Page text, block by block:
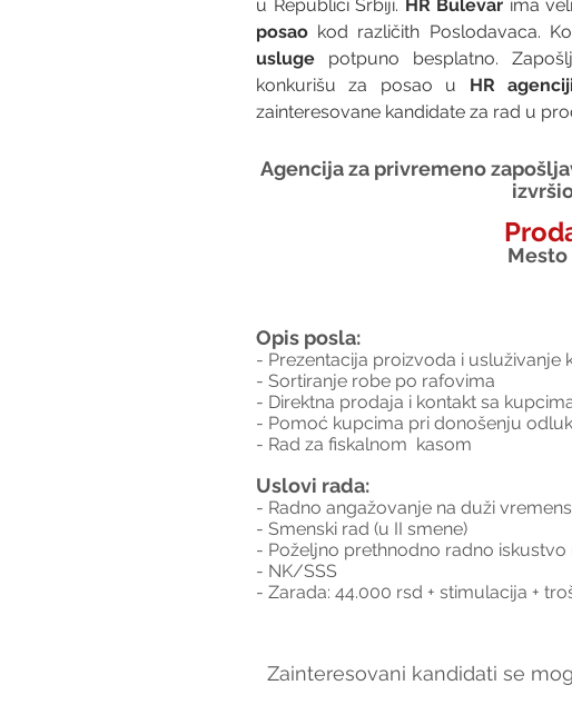
u Republici Srbiji. HR Bulevar ima
posao kod različith Poslodavaca.
usluge potpuno besplatno.
konkurišu za posao u HR agenciji
zainteresovane kandidate za rad u
Agencija za privremeno
Mesto
Opis posla:
- Prezentacija proizvoda i usluživanje
- Sortiranje robe po rafovima
- Direktna prodaja i kontakt sa
- Pomoć kupcima pri donošenju
- Rad za fiskalnom  kasom
Uslovi rada:
- Radno angažovanje na duži
- Smenski rad (u II smene)
- Poželjno prethnodno radno
- NK/SSS
- Zarada: 44.000 rsd + stimulacija +
Zainteresovani kandidati se